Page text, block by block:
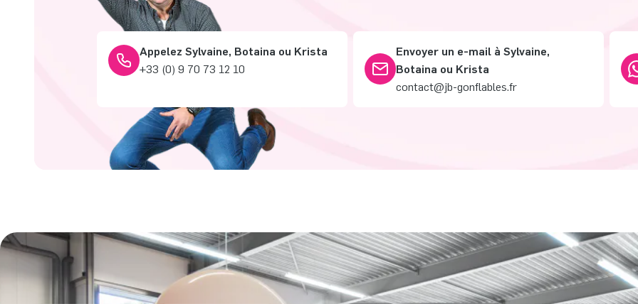
Appelez Sylvaine, Botaina ou Krista
+33 (0) 9 70 73 12 10
Envoyer un e-mail à Sylvaine,
Botaina ou Krista
contact@jb-gonflables.fr